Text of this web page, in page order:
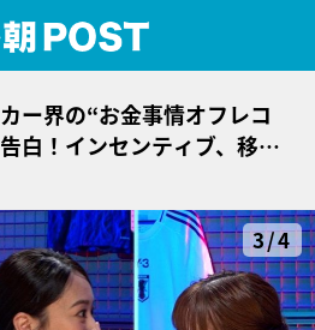
ー界の“お金事情オフレコ
白！インセンティブ、移籍
3/4